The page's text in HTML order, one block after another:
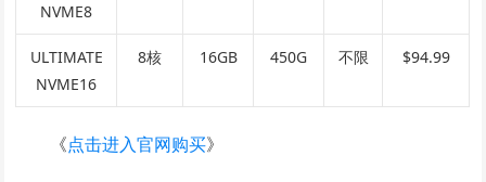
NVME8
ULTIMATE
NVME16
8核 16GB 450G 不限 $94.99
《点击进入官网购买》